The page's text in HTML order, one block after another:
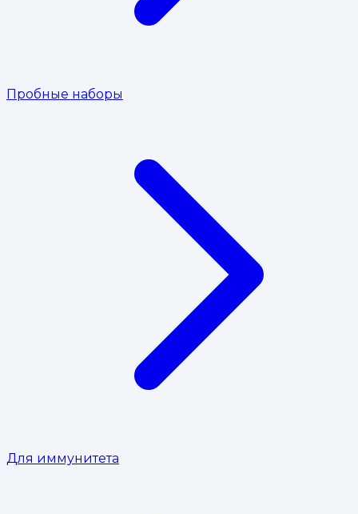
Пробные наборы
Для иммунитета